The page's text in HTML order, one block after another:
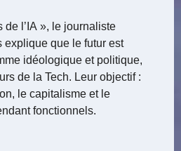
de l’IA », le journaliste
explique que le futur est
idéologique et politique,
de la Tech. Leur objectif :
le capitalisme et le
fonctionnels.